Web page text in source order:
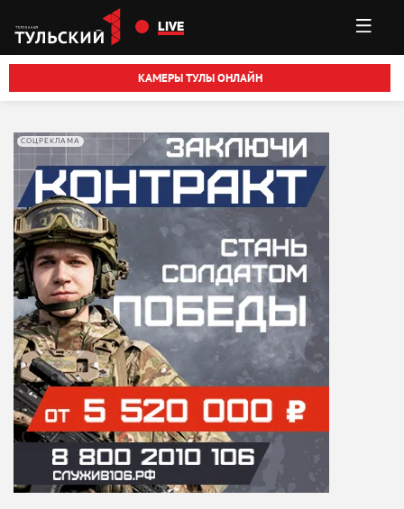
Перейти к основному содержанию
LIVE
КАМЕРЫ ТУЛЫ ОНЛАЙН
СОЦРЕКЛАМА